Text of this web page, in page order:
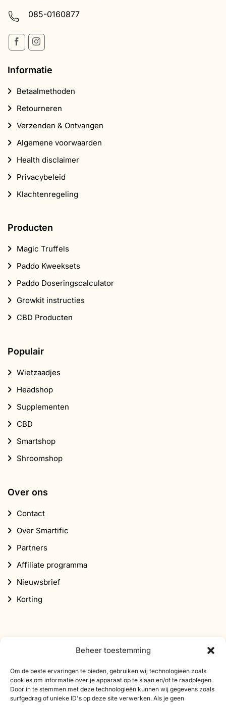
Beheer toestemming
Om de beste ervaringen te bieden, gebruiken wij technologieën zoals
cookies om informatie over je apparaat op te slaan en/of te raadplegen.
Door in te stemmen met deze technologieën kunnen wij gegevens zoals
surfgedrag of unieke ID's op deze site verwerken. Als je geen
085-0160877
Informatie
Betaalmethoden
Retourneren
Verzenden & Ontvangen
Algemene voorwaarden
Health disclaimer
Privacybeleid
Klachtenregeling
Producten
Magic Truffels
Paddo Kweeksets
Paddo Doseringscalculator
Growkit instructies
CBD Producten
Populair
Wietzaadjes
Headshop
Supplementen
CBD
Smartshop
Shroomshop
Over ons
Contact
Over Smartific
Partners
Affiliate programma
Nieuwsbrief
Korting
Abonneer je op onze nieuwsbrief
Schrijf je in voor onze nieuwsbrief en ontvang 10%
korting op je eerste bestelling.